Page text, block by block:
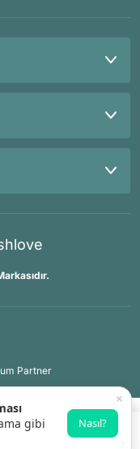
Partner
×
gibi
Nasıl?